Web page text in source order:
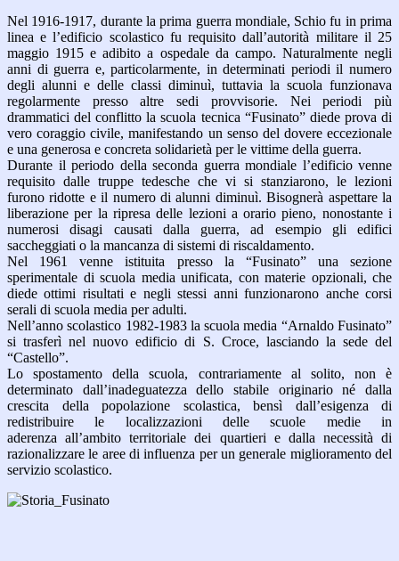
Nel 1916-1917, durante la prima guerra mondiale, Schio fu in prima
linea e l’edificio scolastico fu requisito dall’autorità militare il 25
maggio 1915 e adibito a ospedale da campo. Naturalmente negli
anni di guerra e, particolarmente, in determinati periodi il numero
degli alunni e delle classi diminuì, tuttavia la scuola funzionava
regolarmente presso altre sedi provvisorie. Nei periodi più
drammatici del conflitto la scuola tecnica “Fusinato” diede prova di
vero coraggio civile, manifestando un senso del dovere eccezionale
e una generosa e concreta solidarietà per le vittime della guerra.
Durante il periodo della seconda guerra mondiale l’edificio venne
requisito dalle truppe tedesche che vi si stanziarono, le lezioni
furono ridotte e il numero di alunni diminuì. Bisognerà aspettare la
liberazione per la ripresa delle lezioni a orario pieno, nonostante i
numerosi disagi causati dalla guerra, ad esempio gli edifici
saccheggiati o la mancanza di sistemi di riscaldamento.
Nel 1961 venne istituita presso la “Fusinato” una sezione
sperimentale di scuola media unificata, con materie opzionali, che
diede ottimi risultati e negli stessi anni funzionarono anche corsi
serali di scuola media per adulti.
Nell’anno scolastico 1982-1983 la scuola media “Arnaldo Fusinato”
si trasferì nel nuovo edificio di S. Croce, lasciando la sede del
“Castello”.
Lo spostamento della scuola, contrariamente al solito, non è
determinato dall’inadeguatezza dello stabile originario né dalla
crescita della popolazione scolastica, bensì dall’esigenza di
redistribuire le localizzazioni delle scuole medie in
aderenza all’ambito territoriale dei quartieri e dalla necessità di
razionalizzare le aree di influenza per un generale miglioramento del
servizio scolastico.